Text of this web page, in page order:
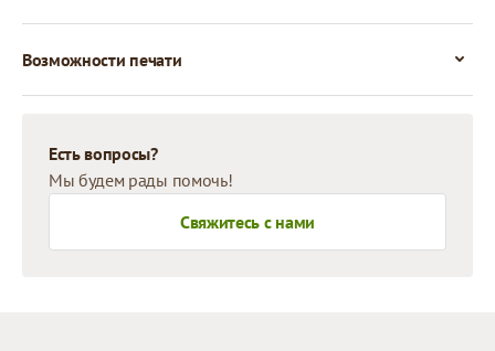
Возможности печати
Есть вопросы?
Мы будем рады помочь!
Свяжитесь с нами